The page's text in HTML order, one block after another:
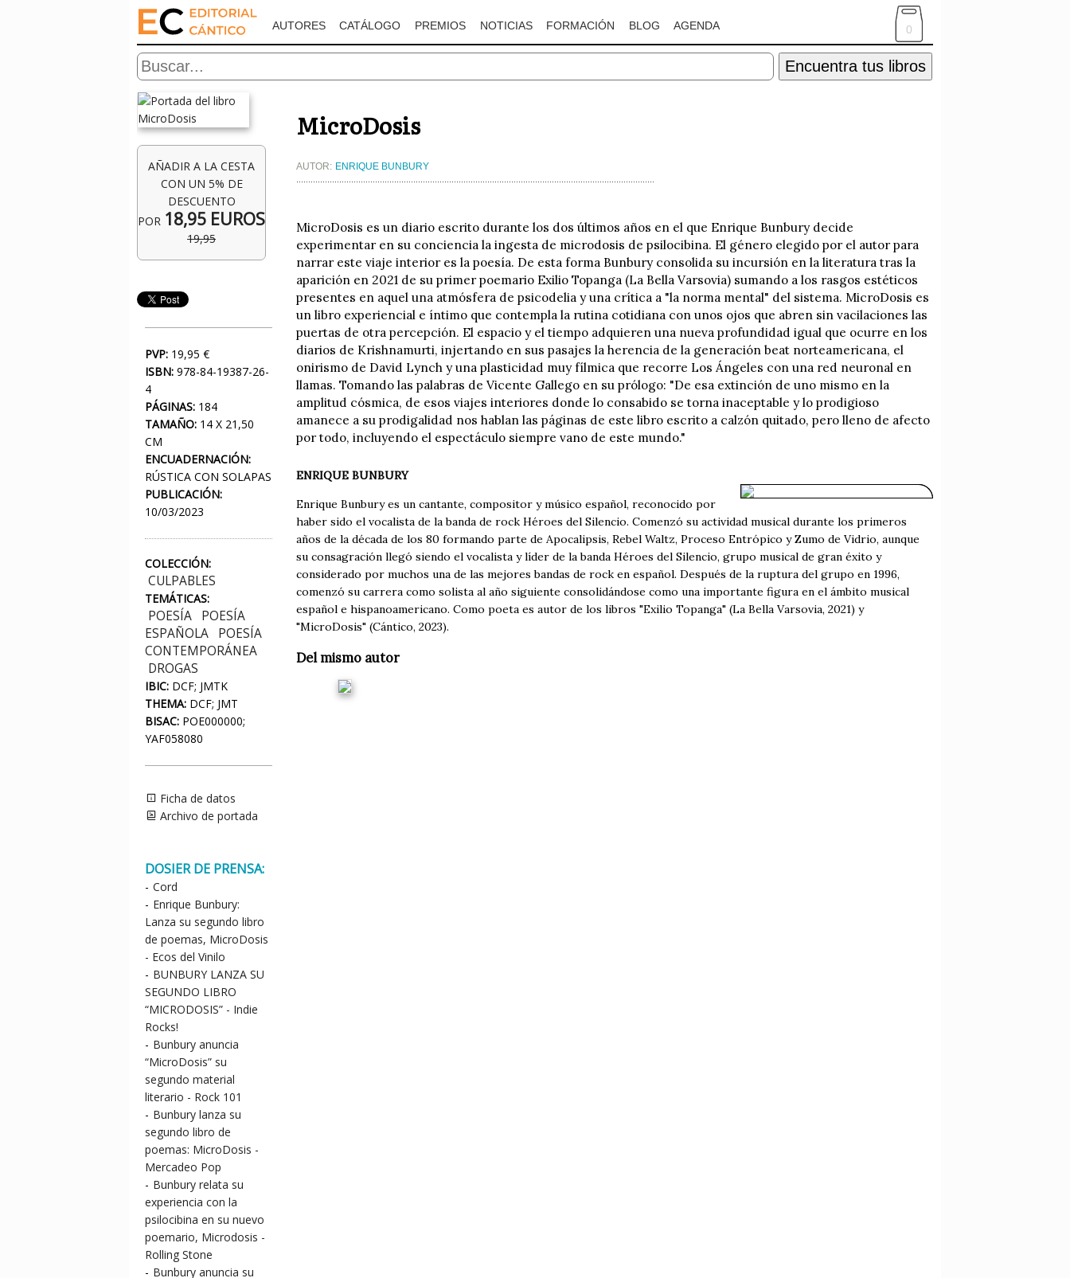
AUTORES CATÁLOGO PREMIOS NOTICIAS FORMACIÓN BLOG AGENDA 0
Encuentra tus libros
AÑADIR A LA CESTA
CON UN 5% DE
DESCUENTO
POR 18,95 EUROS
19,95
PVP: 19,95 €
ISBN: 978-84-19387-26-
4
PÁGINAS: 184
TAMAÑO: 14 X 21,50
CM
ENCUADERNACIÓN:
RÚSTICA CON SOLAPAS
PUBLICACIÓN:
10/03/2023
COLECCIÓN:
CULPABLES
TEMÁTICAS:
POESÍA
POESÍA
ESPAÑOLA
POESÍA
CONTEMPORÁNEA
DROGAS
IBIC: DCF; JMTK
THEMA: DCF; JMT
BISAC: POE000000;
YAF058080
Ficha de datos
Archivo de portada
DOSIER DE PRENSA:
- Cord
- Enrique Bunbury:
Lanza su segundo libro
de poemas, MicroDosis
- Ecos del Vinilo
- BUNBURY LANZA SU
SEGUNDO LIBRO
“MICRODOSIS” - Indie
Rocks!
- Bunbury anuncia
“MicroDosis” su
segundo material
literario - Rock 101
- Bunbury lanza su
segundo libro de
poemas: MicroDosis -
Mercadeo Pop
- Bunbury relata su
experiencia con la
psilocibina en su nuevo
poemario, Microdosis -
Rolling Stone
- Bunbury anuncia su
MicroDosis
AUTOR: ENRIQUE BUNBURY
MicroDosis es un diario escrito durante los dos últimos años en el que Enrique Bunbury decide
experimentar en su conciencia la ingesta de microdosis de psilocibina. El género elegido por el autor para
narrar este viaje interior es la poesía. De esta forma Bunbury consolida su incursión en la literatura tras la
aparición en 2021 de su primer poemario Exilio Topanga (La Bella Varsovia) sumando a los rasgos estéticos
presentes en aquel una atmósfera de psicodelia y una crítica a "la norma mental" del sistema. MicroDosis es
un libro experiencial e íntimo que contempla la rutina cotidiana con unos ojos que abren sin vacilaciones las
puertas de otra percepción. El espacio y el tiempo adquieren una nueva profundidad igual que ocurre en los
diarios de Krishnamurti, injertando en sus pasajes la herencia de la generación beat norteamericana, el
onirismo de David Lynch y una plasticidad muy fílmica que recorre Los Ángeles con una red neuronal en
llamas. Tomando las palabras de Vicente Gallego en su prólogo: "De esa extinción de uno mismo en la
amplitud cósmica, de esos viajes interiores donde lo consabido se torna inaceptable y lo prodigioso
amanece a su prodigalidad nos hablan las páginas de este libro escrito a calzón quitado, pero lleno de afecto
por todo, incluyendo el espectáculo siempre vano de este mundo."
ENRIQUE BUNBURY
Enrique Bunbury es un cantante, compositor y músico español, reconocido por
haber sido el vocalista de la banda de rock Héroes del Silencio. Comenzó su actividad musical durante los primeros
años de la década de los 80 formando parte de Apocalipsis, Rebel Waltz, Proceso Entrópico y Zumo de Vidrio, aunque
su consagración llegó siendo el vocalista y líder de la banda Héroes del Silencio, grupo musical de gran éxito y
considerado por muchos una de las mejores bandas de rock en español. Después de la ruptura del grupo en 1996,
comenzó su carrera como solista al año siguiente consolidándose como una importante figura en el ámbito musical
español e hispanoamericano. Como poeta es autor de los libros "Exilio Topanga" (La Bella Varsovia, 2021) y
"MicroDosis" (Cántico, 2023).
Del mismo autor